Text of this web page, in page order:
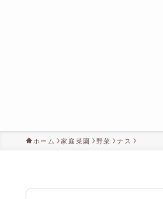
ホーム 家庭菜園 野菜 ナス